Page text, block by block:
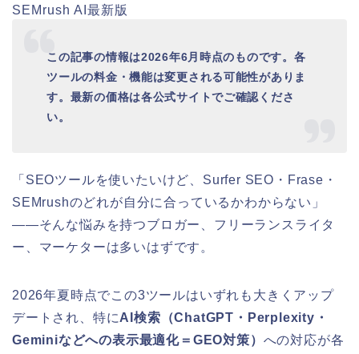
SEMrush AI最新版
この記事の情報は2026年6月時点のものです。各
ツールの料金・機能は変更される可能性がありま
す。最新の価格は各公式サイトでご確認くださ
い。
「SEOツールを使いたいけど、Surfer SEO・Frase・
SEMrushのどれが自分に合っているかわからない」
——そんな悩みを持つブロガー、フリーランスライタ
ー、マーケターは多いはずです。
2026年夏時点でこの3ツールはいずれも大きくアップ
デートされ、特にAI検索（ChatGPT・Perplexity・
Geminiなどへの表示最適化＝GEO対策） への対応が各